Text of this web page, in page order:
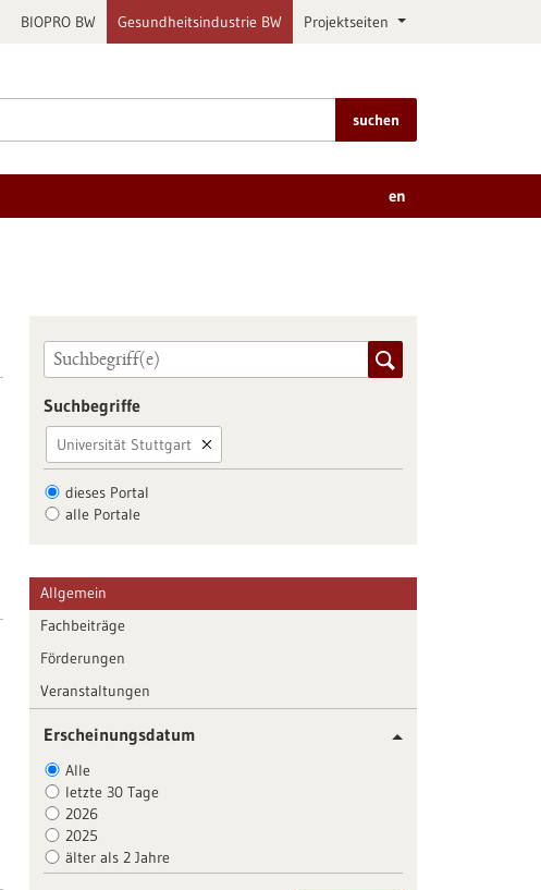
BIOPRO BW Gesundheitsindustrie BW Projektseiten
suchen
en
Suchbegriffe
Universität Stuttgart
dieses Portal
alle Portale
Allgemein
Fachbeiträge
Förderungen
Veranstaltungen
Erscheinungsdatum
Alle
letzte 30 Tage
2026
2025
älter als 2 Jahre